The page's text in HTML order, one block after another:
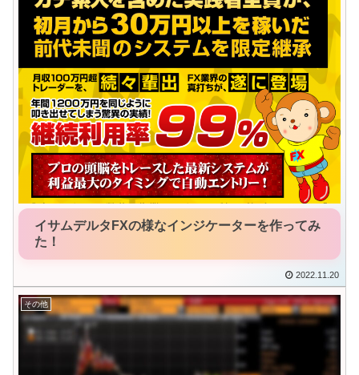
イサムデルタFXの様なインジケーターを作ってみ
た！
2022.11.20
その他